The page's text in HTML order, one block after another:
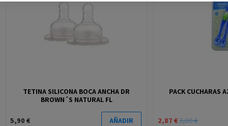
TETINA SILICONA BOCA ANCHA DR
BROWN´S NATURAL FL
5,90 € AÑADIR
PACK CUCHARAS
2,87 €3,00 €